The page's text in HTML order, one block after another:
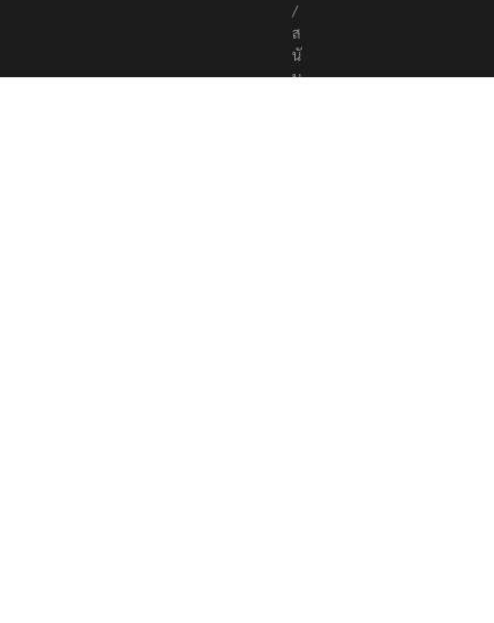
/
ส
นั
บ